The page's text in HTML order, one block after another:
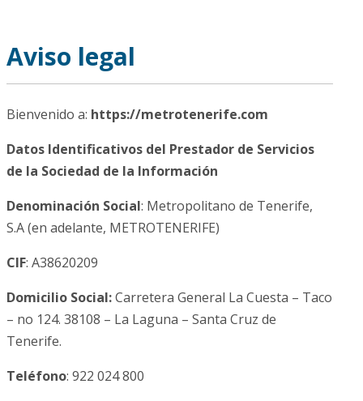
Aviso legal
Bienvenido a: https://metrotenerife.com
Datos Identificativos del Prestador de Servicios
de la Sociedad de la Información
Denominación Social: Metropolitano de Tenerife,
S.A (en adelante, METROTENERIFE)
CIF: A38620209
Domicilio Social:Carretera General La Cuesta – Taco
– no 124. 38108 – La Laguna – Santa Cruz de
Tenerife.
Teléfono: 922 024 800